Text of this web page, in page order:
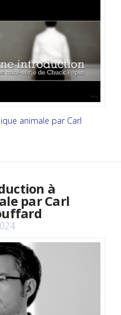
animale par Carl
à
par Carl